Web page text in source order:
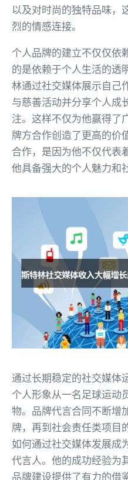
以及对时尚的独特品味，
烈的情感连接。
个人品牌的建立不仅仅依
的是依赖于个人生活的透
林通过社交媒体展示自己
与慈善活动并分享个人成
注。这样不仅为他赢得了
牌方合作创造了更高的价
合作，是因为他不仅代表
他具备强大的个人魅力和
通过长期稳定的社交媒体
个人形象从一名足球运动
物。品牌代言合同不断增
牌，再到社会责任类项目
如何通过社交媒体发展成
代言人。他的成功经验为
品牌建设提供了有力的借